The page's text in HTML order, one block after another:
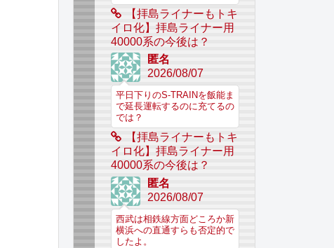
【拝島ライナーもトキ
イロ化】拝島ライナー用
40000系の今後は？
匿名
2026/08/07
平日下りのS-TRAINを飯能ま
で延長運転するのに充てるの
では？
【拝島ライナーもトキ
イロ化】拝島ライナー用
40000系の今後は？
匿名
2026/08/07
西武は相鉄線方面どころか新
横浜への直通すらも否定的で
したよ。